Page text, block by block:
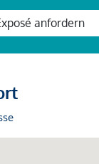
anfordern